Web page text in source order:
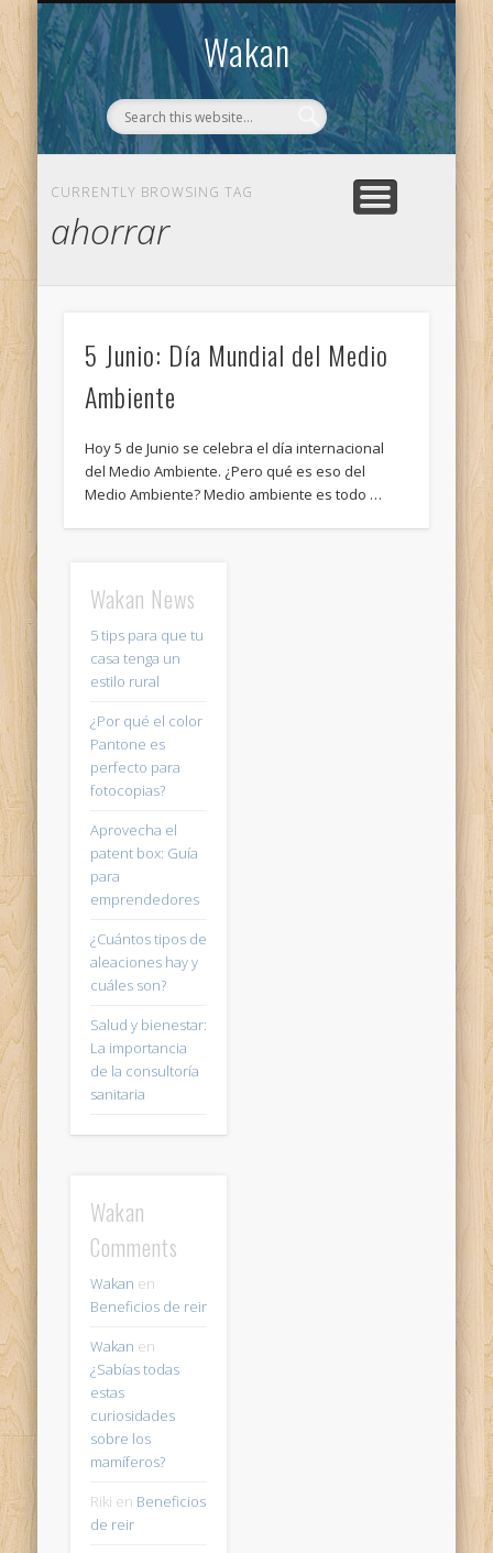
Wakan
WAKAN
CONTACTO
CURRENTLY BROWSING TAG
ahorrar
5 Junio: Día Mundial del Medio
Ambiente
Hoy 5 de Junio se celebra el día internacional
del Medio Ambiente. ¿Pero qué es eso del
Medio Ambiente? Medio ambiente es todo …
Wakan News
5 tips para que tu
casa tenga un
estilo rural
¿Por qué el color
Pantone es
perfecto para
fotocopias?
Aprovecha el
patent box: Guía
para
emprendedores
¿Cuántos tipos de
aleaciones hay y
cuáles son?
Salud y bienestar:
La importancia
de la consultoría
sanitaria
Wakan
Comments
Wakan en
Beneficios de reir
Wakan en
¿Sabías todas
estas
curiosidades
sobre los
mamíferos?
Riki en Beneficios
de reir